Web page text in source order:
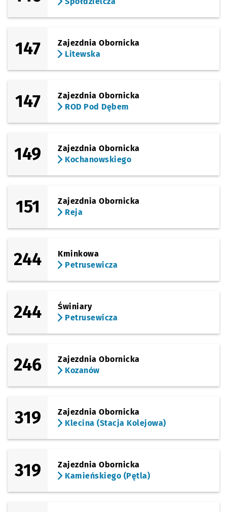
147
Zajezdnia Obornicka
Litewska
147
Zajezdnia Obornicka
ROD Pod Dębem
149
Zajezdnia Obornicka
Kochanowskiego
151
Zajezdnia Obornicka
Reja
244
Kminkowa
Petrusewicza
244
Świniary
Petrusewicza
246
Zajezdnia Obornicka
Kozanów
319
Zajezdnia Obornicka
Klecina (Stacja Kolejowa)
319
Zajezdnia Obornicka
Kamieńskiego (Pętla)